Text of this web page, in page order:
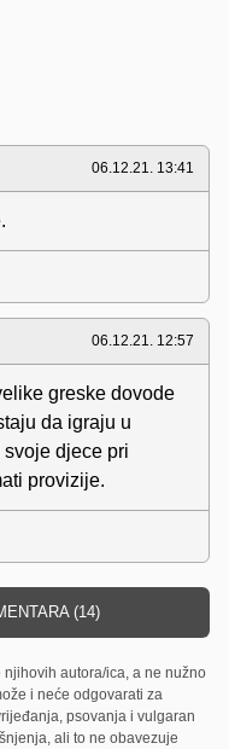
06.12.21. 13:41
06.12.21. 12:57
greske dovode
da igraju u
djece pri
provizije.
(14)
autora/ica, a ne nužno
i neće odgovarati za
psovanja i vulgaran
ali to ne obavezuje